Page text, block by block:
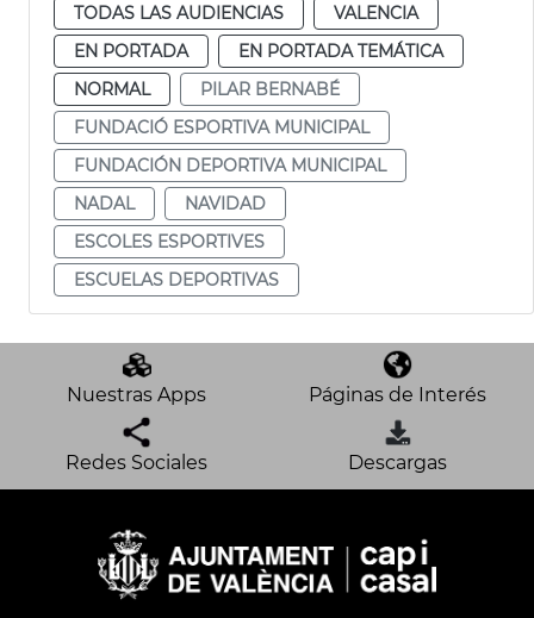
TODAS LAS AUDIENCIAS
VALENCIA
EN PORTADA
EN PORTADA TEMÁTICA
NORMAL
PILAR BERNABÉ
FUNDACIÓ ESPORTIVA MUNICIPAL
FUNDACIÓN DEPORTIVA MUNICIPAL
NADAL
NAVIDAD
ESCOLES ESPORTIVES
ESCUELAS DEPORTIVAS
Nuestras Apps Páginas de Interés
Redes Sociales Descargas